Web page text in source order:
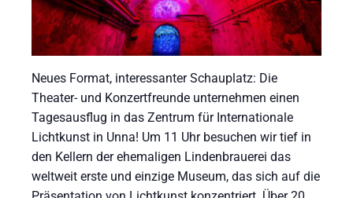
Neues Format, interessanter Schauplatz: Die
Theater- und Konzertfreunde unternehmen einen
Tagesausflug in das Zentrum für Internationale
Lichtkunst in Unna! Um 11 Uhr besuchen wir tief in
den Kellern der ehemaligen Lindenbrauerei das
weltweit erste und einzige Museum, das sich auf die